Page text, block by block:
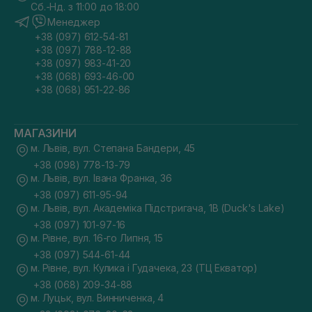
скористайтеся консультацією. У нашому інтернет-магазині
пропонується підібрати повний комплекс косметики для
домашнього догляду, орієнтуючись на характер проблеми
та ваш бюджет. Ми реалізуємо лише продукцію від
перевірених брендів за доступними цінами, щоб кожна
жінка могла дозволити собі бути доглянутою та красивою.
Доставка сироваток здійснюється по всій Україні.
Сб.-Нд. з 11:00 до 18:00
Менеджер
+38 (097) 612-54-81
+38 (097) 788-12-88
+38 (097) 983-41-20
+38 (068) 693-46-00
+38 (068) 951-22-86
МАГАЗИНИ
м. Львів, вул. Степана Бандери, 45
+38 (098) 778-13-79
м. Львів, вул. Івана Франка, 36
+38 (097) 611-95-94
м. Львів, вул. Академіка Підстригача, 1В (Duck's Lake)
+38 (097) 101-97-16
м. Рівне, вул. 16-го Липня, 15
+38 (097) 544-61-44
м. Рівне, вул. Кулика і Гудачека, 23 (ТЦ Екватор)
+38 (068) 209-34-88
м. Луцьк, вул. Винниченка, 4